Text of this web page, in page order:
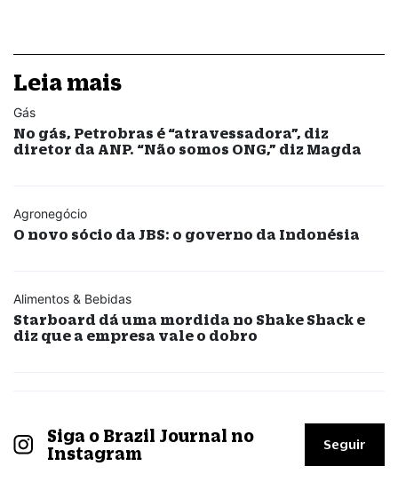
Leia mais
Gás
No gás, Petrobras é “atravessadora”, diz
diretor da ANP. “Não somos ONG,” diz Magda
Agronegócio
O novo sócio da JBS: o governo da Indonésia
Alimentos & Bebidas
Starboard dá uma mordida no Shake Shack e
diz que a empresa vale o dobro
Siga o Brazil Journal no
Instagram
Seguir